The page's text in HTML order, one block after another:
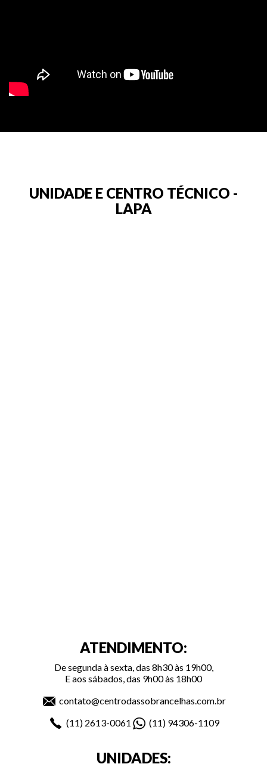
UNIDADE E CENTRO TÉCNICO -
LAPA
ATENDIMENTO:
De segunda à sexta, das 8h30 às 19h00,
E aos sábados, das 9h00 às 18h00
contato@centrodassobrancelhas.com.br
(11) 2613-0061 (11) 94306-1109
UNIDADES: